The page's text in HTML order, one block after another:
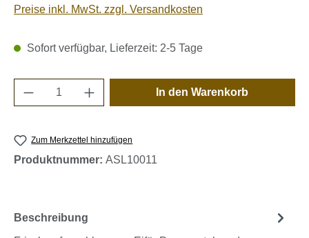
Preise inkl. MwSt. zzgl. Versandkosten
Sofort verfügbar, Lieferzeit: 2-5 Tage
Produkt Anzahl: Gib den gewünschten
In den Warenkorb
Zum Merkzettel hinzufügen
Produktnummer: ASL10011
Beschreibung